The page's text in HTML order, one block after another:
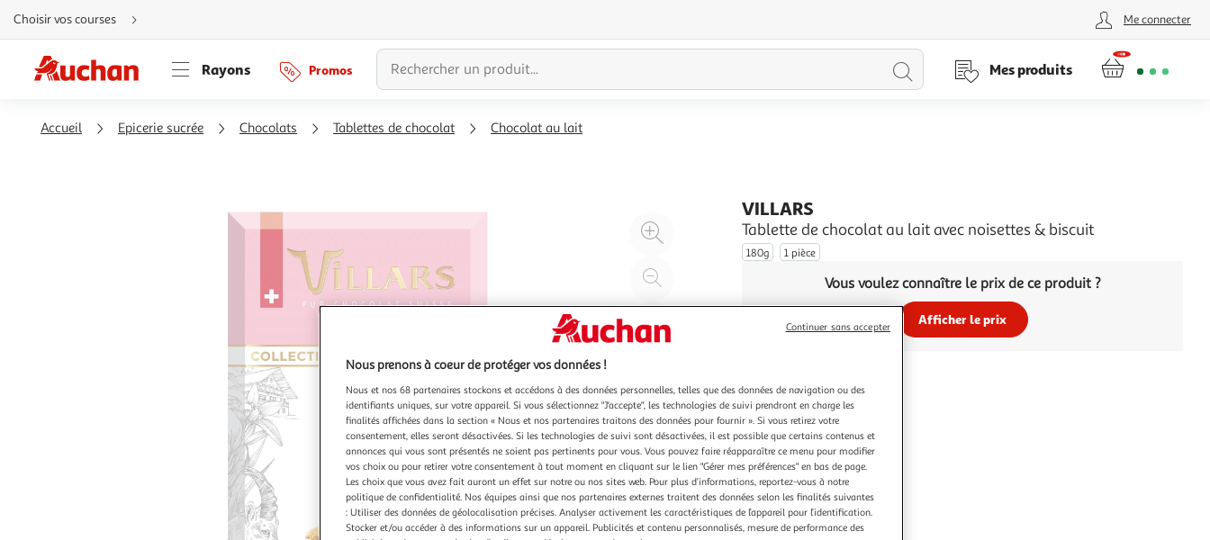
Aller
directement
au
Aller
directement
à
Aller
directement
Choisir vos courses Me connecter
Rayons Promos
Lancer
Mes produits
Accueil Epicerie sucrée Chocolats Tablettes de chocolat Chocolat au lait
Agrandir
l'illustration
200%
l'illustration
à
100
Partager
le
VILLARS
Tablette de chocolat au lait avec noisettes & biscuit
180g 1 pièce
Vous voulez connaître le prix de ce produit ?
Afficher le prix
Nous prenons à coeur de protéger vos données !
Nous et nos 68 partenaires stockons et accédons à des données personnelles, telles que des données de navigation ou des
identifiants uniques, sur votre appareil. Si vous sélectionnez "J'accepte", les technologies de suivi prendront en charge les
finalités affichées dans la section « Nous et nos partenaires traitons des données pour fournir ». Si vous retirez votre
consentement, elles seront désactivées. Si les technologies de suivi sont désactivées, il est possible que certains contenus et
annonces qui vous sont présentés ne soient pas pertinents pour vous. Vous pouvez faire réapparaître ce menu pour modifier
vos choix ou pour retirer votre consentement à tout moment en cliquant sur le lien "Gérer mes préférences" en bas de page.
Les choix que vous avez fait auront un effet sur notre ou nos sites web. Pour plus d’informations, reportez-vous à notre
politique de confidentialité. Nos équipes ainsi que nos partenaires externes traitent des données selon les finalités suivantes
: Utiliser des données de géolocalisation précises. Analyser activement les caractéristiques de l’appareil pour l’identification.
Stocker et/ou accéder à des informations sur un appareil. Publicités et contenu personnalisés, mesure de performance des
Continuer sans accepter